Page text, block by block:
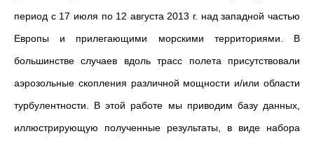
период с 17 июля по 12 августа 2013 г. над западной частью
Европы и прилегающими морскими территориями. В
большинстве случаев вдоль трасс полета присутствовали
аэрозольные скопления различной мощности и/или области
турбулентности. В этой работе мы приводим базу данных,
иллюстрирующую полученные результаты, в виде набора